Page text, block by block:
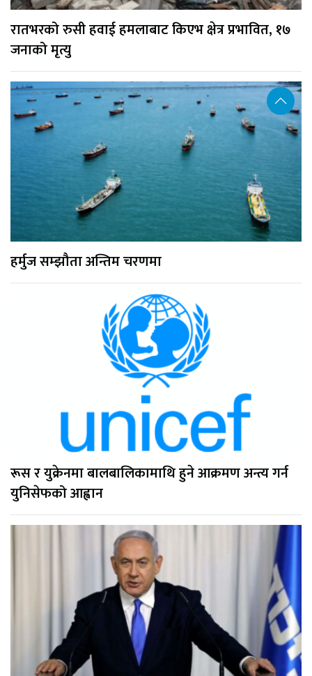
रातभरको रुसी हवाई हमलाबाट किएभ क्षेत्र प्रभावित, १७
जनाको मृत्यु
हर्मुज सम्झौता अन्तिम चरणमा
रूस र युक्रेनमा बालबालिकामाथि हुने आक्रमण अन्त्य गर्न
युनिसेफको आह्वान